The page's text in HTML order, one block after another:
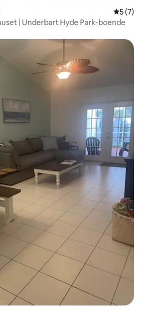
5 av 5 i
5 (7)
| Underbart Hyde Park-boende